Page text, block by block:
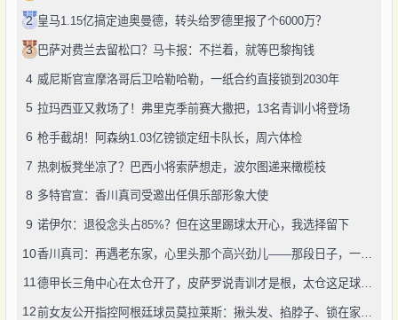
2 皇马1.15亿搞定迪奥曼德，转头给罗德里报了个6000万？
3 巴萨对费兰去留松口？马卡报：不拦着，就等巴黎掏钱
4 威尼斯官宣摩洛哥后卫哈勒哈勒，一纸合约直接锁到2030年
5 拉玛西亚又救场了！弗里克季前赛大撒把，13名青训小将登场
6 枪手截胡！阿森纳1.03亿镑锁定纽卡队长，周六体检
7 热刺板凳坐凉了？巴西小将索萨想走，波尔图递来橄榄枝
8 多特官宣：香川真司受邀出任俱乐部形象大使
9 诺伊尔：退役念头占85%？但在这里踢球太开心，我选择留下
10 香川真司：再遇老东家，心里头那个高兴劲儿——那段日子，一辈子忘不了
11 德甲长三角中心在太仓开了，皮萨罗说青训才是根，太仓这足球味儿还真不赖
12